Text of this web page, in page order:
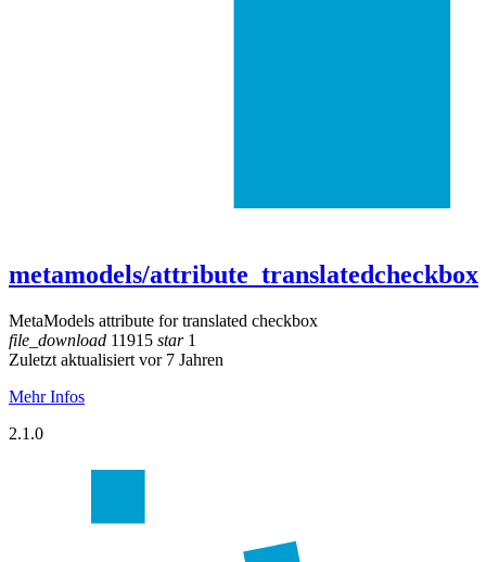
metamodels/attribute_translatedcheckbox
MetaModels attribute for translated checkbox
file_download 11915 star1
Zuletzt aktualisiert vor 7 Jahren
Mehr Infos
2.1.0